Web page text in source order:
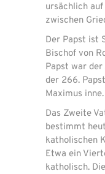
ursächlich
zwischen
Der Papst ist
Bischof von
Papst war
der 266.
Maximus inne.
Das Zweite
bestimmt
katholischen
Etwa ein
katholisch.